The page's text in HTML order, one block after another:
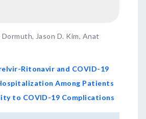
Jason D. Kim, Anat
Ritonavir and COVID-19
Among Patients
to COVID-19 Complications